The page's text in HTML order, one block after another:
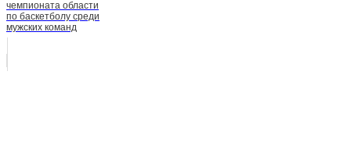
чемпионата области
по баскетболу среди
мужских команд